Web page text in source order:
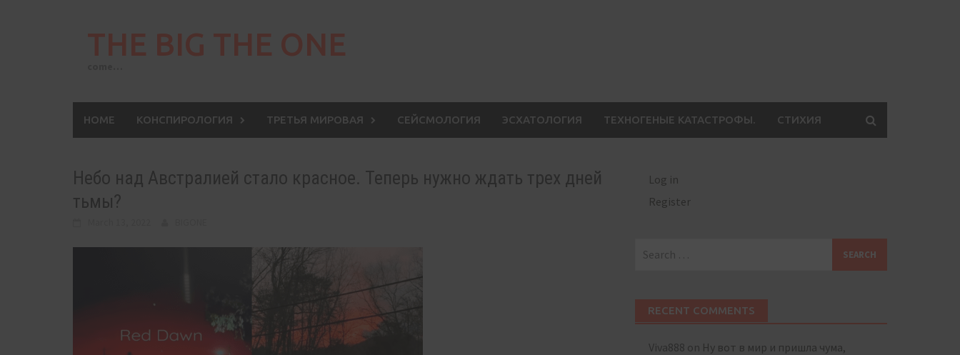
THE BIG THE ONE
HOME КОНСПИРОЛОГИЯ ТРЕТЬЯ МИРОВАЯ СЕЙСМОЛОГИЯ ЭСХАТОЛОГИЯ ТЕХНОГЕНЫЕ КАТАСТРОФЫ. СТИХИЯ
Небо над Австралией стало красное. Теперь нужно ждать трех дней
тьмы?
Log in
Register
for:
RECENT COMMENTS
Viva888 on Ну вот в мир и пришла чума,